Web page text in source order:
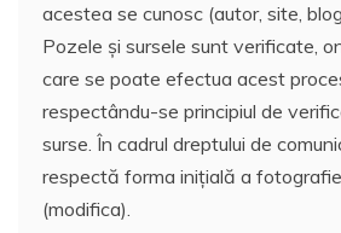
acestea se cunosc (autor, site,
Pozele și sursele sunt verificate,
care se poate efectua acest
respectându-se principiul de
surse. În cadrul dreptului de
respectă forma inițială a
(modifica).